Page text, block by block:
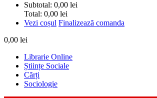
Subtotal: 0,00 lei
Total: 0,00 lei
Vezi coșul Finalizează comanda
0,00 lei
Librarie Online
Științe Sociale
Cărți
Sociologie